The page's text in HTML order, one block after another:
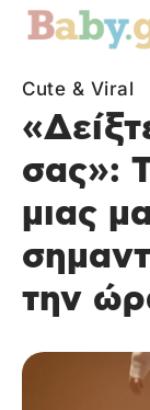
Cute & Viral
σας»:
μιας
την